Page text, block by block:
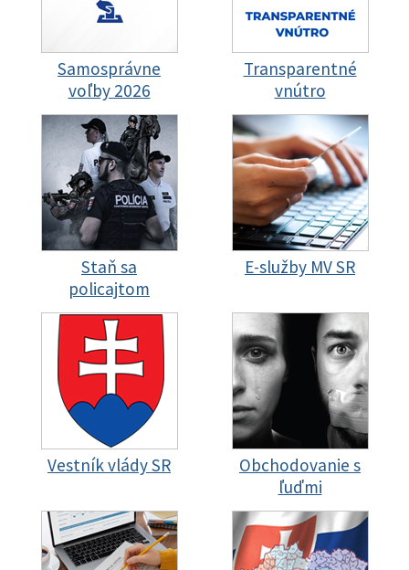
Samosprávne
voľby 2026
Transparentné
vnútro
Staň sa
policajtom
E-služby MV SR
Vestník vlády SR
Obchodovanie s
ľuďmi